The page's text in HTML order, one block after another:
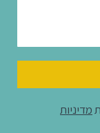
מדיניות